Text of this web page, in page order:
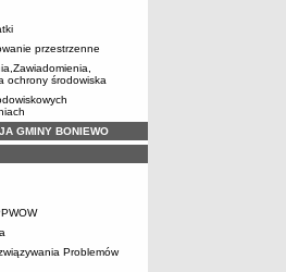
przestrzenne
ochrony środowiska
GMINY BONIEWO
Problemów